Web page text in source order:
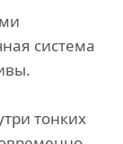
система
тонких